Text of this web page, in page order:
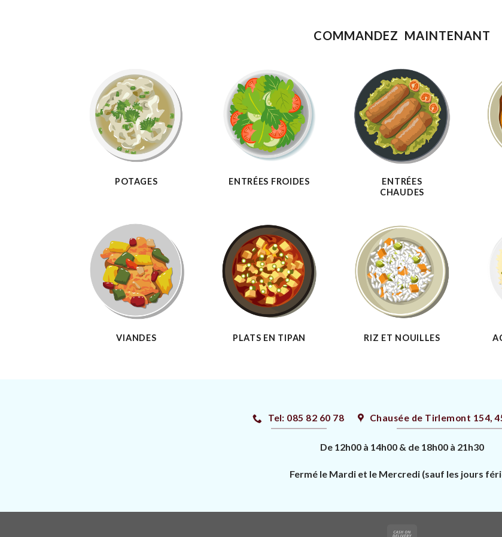
COMMANDEZ MAINTENANT
POTAGES ENTRÉES FROIDES
ENTRÉES
CHAUDES
VIANDES PLATS EN TIPAN RIZ ET NOUILLES
Tel: 085 82 60 78 Chausée de Tirlemont 154,
De 12h00 à 14h00 & de 18h00 à 21h30
Fermé le Mardi et le Mercredi (sauf les jours